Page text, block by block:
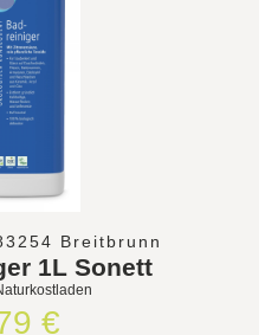
Breitbrunn
1L Sonett
€